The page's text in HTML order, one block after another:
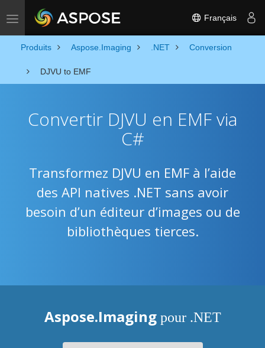
Toggle navigation Français
Produits Aspose.Imaging .NET Conversion
DJVU to EMF
Convertir DJVU en EMF via
C#
Transformez DJVU en EMF à l’aide
des API natives .NET sans avoir
besoin d’un éditeur d’images ou de
bibliothèques tierces.
Aspose.Imaging pour .NET